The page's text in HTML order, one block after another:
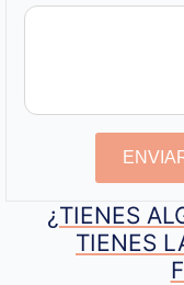
¿TIENES
TIENES